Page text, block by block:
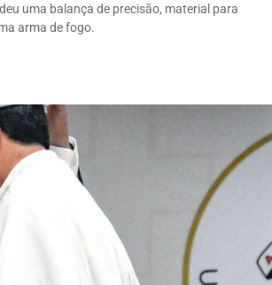
uma balança de precisão, material para
arma de fogo.